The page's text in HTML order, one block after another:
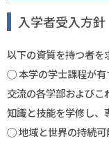
入学者受入方針
以下の資質を持つ者を
◯ 本学の学士課程が有
交流の各学部および
知識と技能を学修し、
◯ 地域と世界の持続可